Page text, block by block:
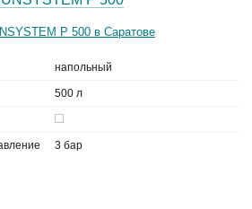
напольный
500 л
3 бар